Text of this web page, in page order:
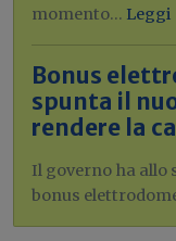
momento... Leggi
Bonus
spunta il
rendere la
Il governo ha allo
bonus